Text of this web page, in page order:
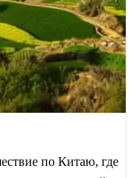
по Китаю, где